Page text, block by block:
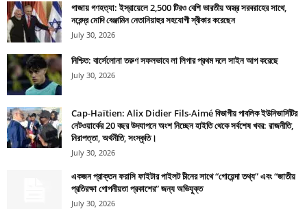
গাজায় গণহত্যা: ইস্রায়েলে 2,500 টিরও বেশি ভারতীয় অস্ত্র সরবরাহের সাথে,
নরেন্দ্র মোদি বেঞ্জামিন নেতানিয়াহুর সহযোগী স্বীকার করেছেন
July 30, 2026
নিশ্চিত: বার্সেলোনা তরুণ সফলভাবে লা লিগার প্রথম দলে সাইন আপ করেছে
July 30, 2026
Cap-Haïtien: Alix Didier Fils-Aimé বিভাগীয় পাবলিক ইউনিভার্সিটির
নেটওয়ার্কের 20 বছর উদযাপনে অংশ নিচ্ছেন হাইতি থেকে সর্বশেষ খবর: রাজনীতি,
নিরাপত্তা, অর্থনীতি, সংস্কৃতি।
July 30, 2026
একজন প্রাক্তন ফরাসি ফাইটার পাইলট চীনের সাথে “গোয়েন্দা তথ্য” এবং “জাতীয়
প্রতিরক্ষা গোপনীয়তা প্রকাশের” জন্য অভিযুক্ত
July 30, 2026